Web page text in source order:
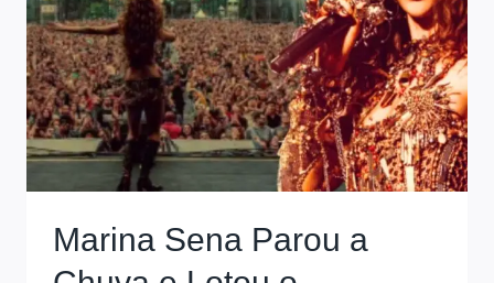
Marina Sena Parou a